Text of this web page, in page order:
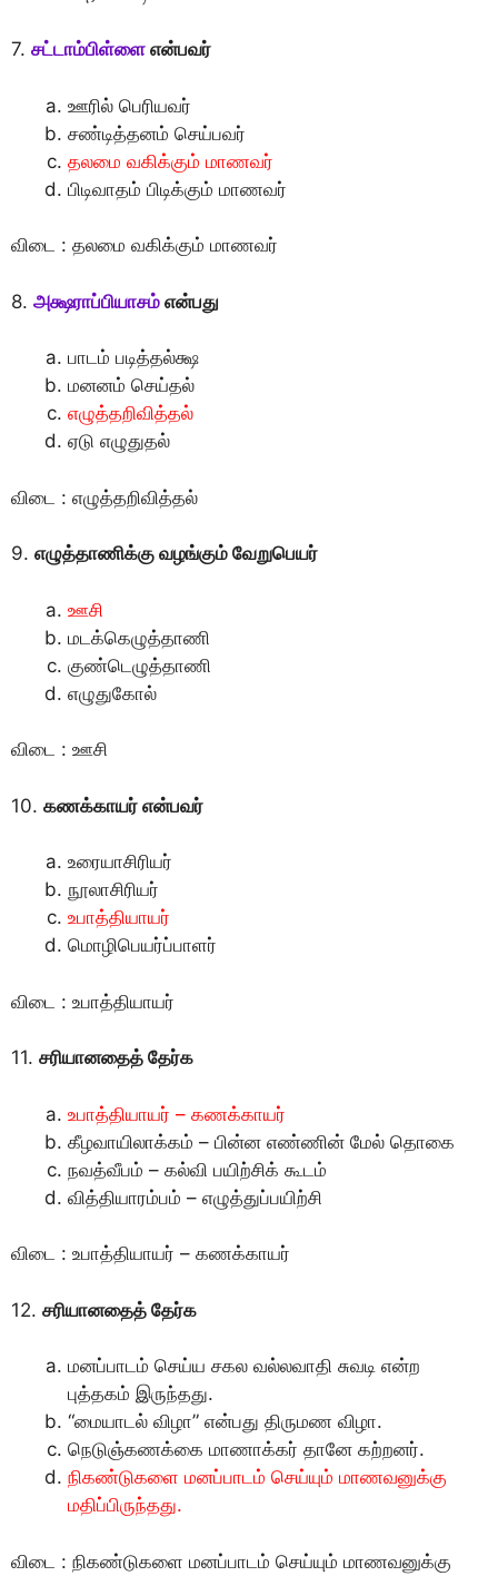
7. சட்டாம்பிள்ளை என்பவர்
ஊரில் பெரியவர்
சண்டித்தனம் செய்பவர்
தலமை வகிக்கும் மாணவர்
பிடிவாதம் பிடிக்கும் மாணவர்
விடை : தலமை வகிக்கும் மாணவர்
8. அக்ஷராப்பியாசம் என்பது
பாடம் படித்தல்க்ஷ
மனனம் செய்தல்
எழுத்தறிவித்தல்
ஏடு எழுதுதல்
விடை : எழுத்தறிவித்தல்
9. எழுத்தாணிக்கு வழங்கும் வேறுபெயர்
ஊசி
மடக்கெழுத்தாணி
குண்டெழுத்தாணி
எழுதுகோல்
விடை : ஊசி
10. கணக்காயர் என்பவர்
உரையாசிரியர்
நூலாசிரியர்
உபாத்தியாயர்
மொழிபெயர்ப்பாளர்
விடை : உபாத்தியாயர்
11. சரியானதைத் தேர்க
உபாத்தியாயர் – கணக்காயர்
கீழவாயிலாக்கம் – பின்ன எண்ணின் மேல் தொகை
நவத்வீபம் – கல்வி பயிற்சிக் கூடம்
வித்தியாரம்பம் – எழுத்துப்பயிற்சி
விடை : உபாத்தியாயர் – கணக்காயர்
12. சரியானதைத் தேர்க
மனப்பாடம் செய்ய சகல வல்லவாதி சுவடி என்ற
புத்தகம் இருந்தது.
“மையாடல் விழா” என்பது திருமண விழா.
நெடுஞ்கணக்கை மாணாக்கர் தானே கற்றனர்.
நிகண்டுகளை மனப்பாடம் செய்யும் மாணவனுக்கு
மதிப்பிருந்தது.
விடை : நிகண்டுகளை மனப்பாடம் செய்யும் மாணவனுக்கு